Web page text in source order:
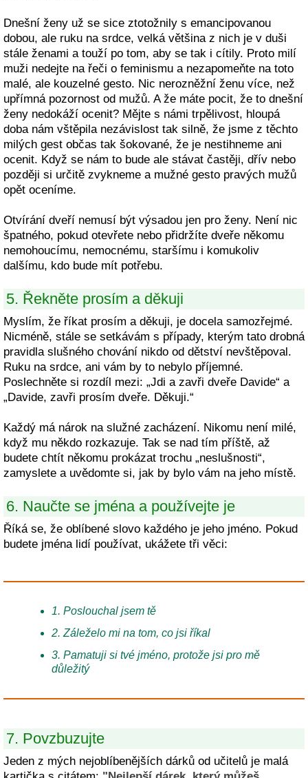
Dnešní ženy už se sice ztotožnily s emancipovanou
dobou, ale ruku na srdce, velká většina z nich je v duši
stále ženami a touží po tom, aby se tak i cítily. Proto milí
muži nedejte na řeči o feminismu a nezapomeňte na toto
malé, ale kouzelné gesto. Nic nerozněžní ženu více, než
upřímná pozornost od mužů. A že máte pocit, že to dnešní
ženy nedokáží ocenit? Mějte s námi trpělivost, hloupá
doba nám vštěpila nezávislost tak silně, že jsme z těchto
milých gest občas tak šokované, že je nestihneme ani
ocenit. Když se nám to bude ale stávat častěji, dřív nebo
později si určitě zvykneme a mužné gesto pravých mužů
opět oceníme.
Otvírání dveří nemusí být výsadou jen pro ženy. Není nic
špatného, pokud otevřete nebo přidržíte dveře někomu
nemohoucímu, nemocnému, staršímu i komukoliv
dalšímu, kdo bude mít potřebu.
5. Řekněte prosím a děkuji
Myslím, že říkat prosím a děkuji, je docela samozřejmé.
Nicméně, stále se setkávám s případy, kterým tato drobná
pravidla slušného chování nikdo od dětství nevštěpoval.
Ruku na srdce, ani vám by to nebylo příjemné.
Poslechněte si rozdíl mezi: „Jdi a zavři dveře Davide“ a
„Davide, zavři prosím dveře. Děkuji.“
Každý má nárok na služné zacházení. Nikomu není milé,
když mu někdo rozkazuje. Tak se nad tím příště, až
budete chtít někomu prokázat trochu „neslušnosti“,
zamyslete a uvědomte si, jak by bylo vám na jeho místě.
6. Naučte se jména a používejte je
Říká se, že oblíbené slovo každého je jeho jméno. Pokud
budete jména lidí používat, ukážete tři věci:
1. Poslouchal jsem tě
2. Záleželo mi na tom, co jsi říkal
3. Pamatuji si tvé jméno, protože jsi pro mě
důležitý
7. Povzbuzujte
Jeden z mých nejoblíbenějších dárků od učitelů je malá